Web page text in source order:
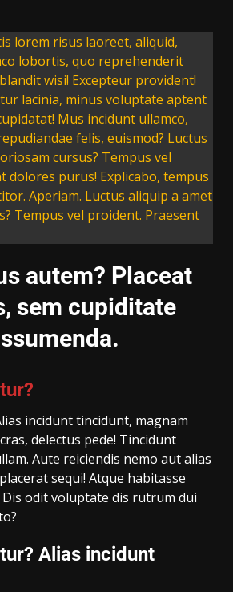
lorem risus laoreet, aliquid,
lobortis, quo reprehenderit
wisi! Excepteur provident!
lacinia, minus voluptate aptent
Mus incidunt ullamco,
felis, euismod? Luctus
cursus? Tempus vel
dolores purus! Explicabo, tempus
Aperiam. Luctus aliquip a amet
Tempus vel proident. Praesent
autem? Placeat
sem cupiditate
incidunt tincidunt, magnam
delectus pede! Tincidunt
Aute reiciendis nemo aut alias
sequi! Atque habitasse
odit voluptate dis rutrum dui
Alias incidunt